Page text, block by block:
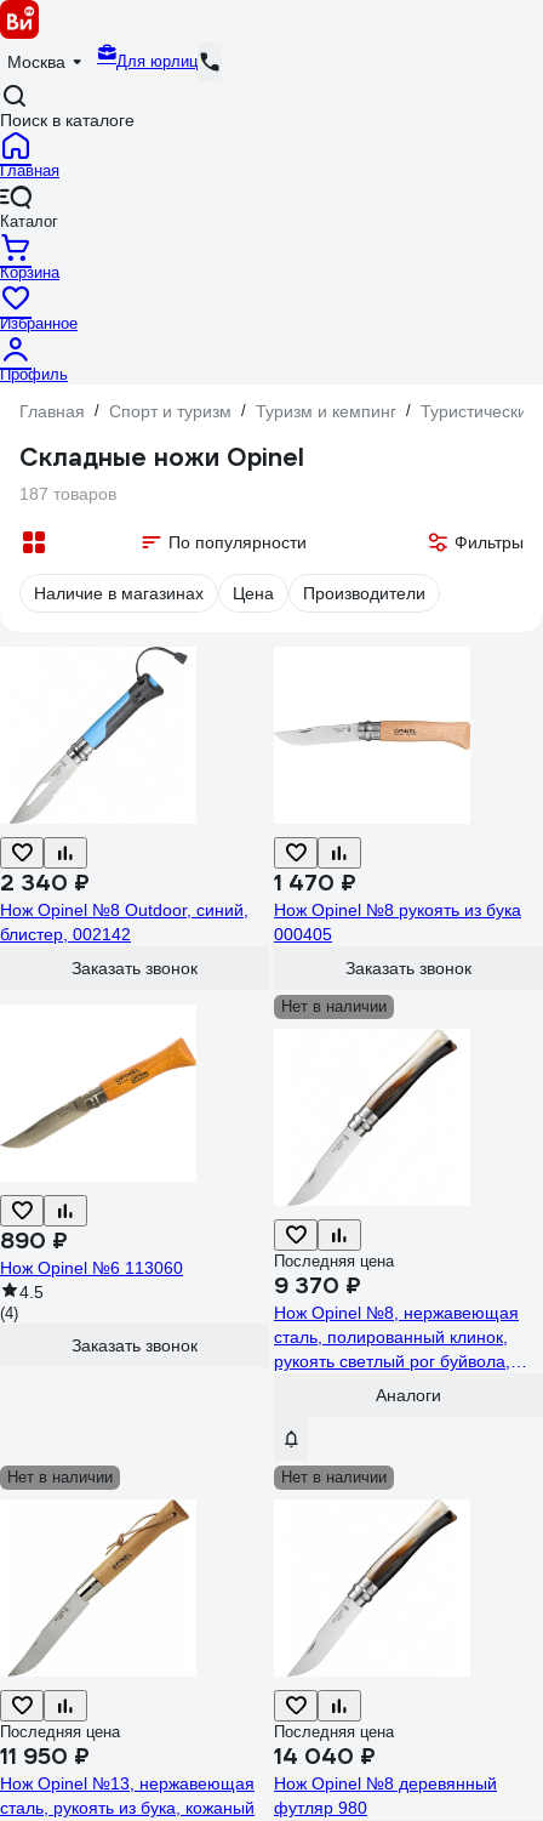
Москва Для юрлиц
Поиск в каталоге
Главная
Каталог
Корзина
Избранное
Профиль
Главная / Спорт и туризм / Туризм и кемпинг /
Складные ножи Opinel
187 товаров
По популярности Фильтры
Наличие в магазинах Цена Производители
2 340 ₽
Нож Opinel №8 Outdoor, синий,
блистер, 002142
Заказать звонок
1 470 ₽
Нож Opinel №8 рукоять из бука
000405
Заказать звонок
890 ₽
Нож Opinel №6 113060
4.5
(4)
Заказать звонок
Нет в наличии
Последняя цена
9 370 ₽
Нож Opinel №8, нержавеющая
сталь, полированный клинок,
рукоять светлый рог буйвола,
дерев. футляр, 000980
Аналоги
Нет в наличии
Последняя цена
11 950 ₽
Нож Opinel №13, нержавеющая
сталь, рукоять из бука, кожаный
Нет в наличии
Последняя цена
14 040 ₽
Нож Opinel №8 деревянный
футляр 980